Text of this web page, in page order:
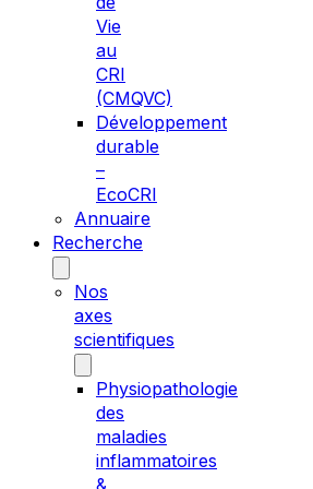
Vie
au
CRI
(CMQVC)
Développement
durable
–
EcoCRI
Annuaire
Recherche
Nos
axes
scientifiques
Physiopathologie
des
maladies
inflammatoires
&